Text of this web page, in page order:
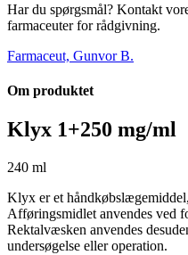
Har du spørgsmål? Kontakt
farmaceuter for rådgivning.
Farmaceut, Gunvor B.
Om produktet
Klyx 1+250 mg/ml
240 ml
Klyx er et
Afføringsmidlet anvendes ved
Rektalvæsken anvendes
undersøgelse eller operation.